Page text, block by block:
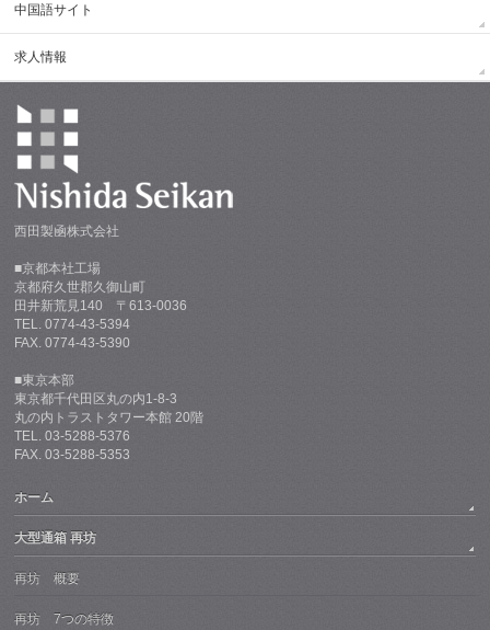
中国語サイト
求人情報
西田製凾株式会社
■京都本社工場
京都府久世郡久御山町
田井新荒見140 〒613-0036
TEL. 0774-43-5394
FAX. 0774-43-5390
■東京本部
東京都千代田区丸の内1-8-3
丸の内トラストタワー本館 20階
TEL. 03-5288-5376
FAX. 03-5288-5353
ホーム
大型通箱 再坊
再坊 概要
再坊 7つの特徴